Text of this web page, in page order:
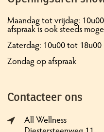
Maandag tot vrijdag:
afspraak is ook steeds
Zaterdag: 10u00 tot 18u00
Zondag op afspraak
Contacteer ons
All Wellness